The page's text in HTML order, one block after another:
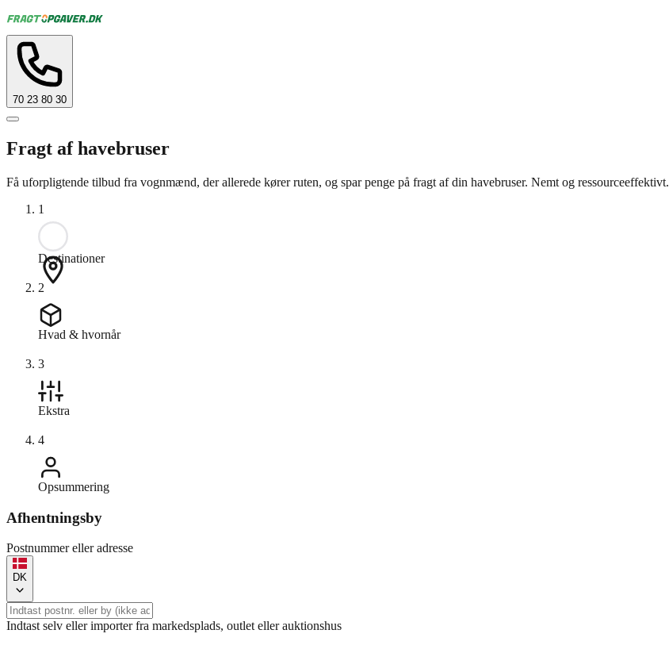
70 23 80 30
Fragt af havebruser
Få uforpligtende tilbud fra vognmænd, der allerede kører ruten, og spar penge på fragt af din havebruser. Nemt og ressourceeffektivt.
1
Destinationer
2
Hvad & hvornår
3
Ekstra
4
Opsummering
Afhentningsby
Postnummer eller adresse
DK
Indtast selv eller importer fra markedsplads, outlet eller auktionshus